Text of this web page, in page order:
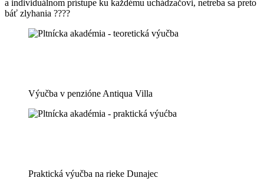
a individuálnom prístupe ku každému uchádzačovi, netreba sa preto
báť zlyhania ????
Výučba v penzióne Antiqua Villa
Praktická výučba na rieke Dunajec